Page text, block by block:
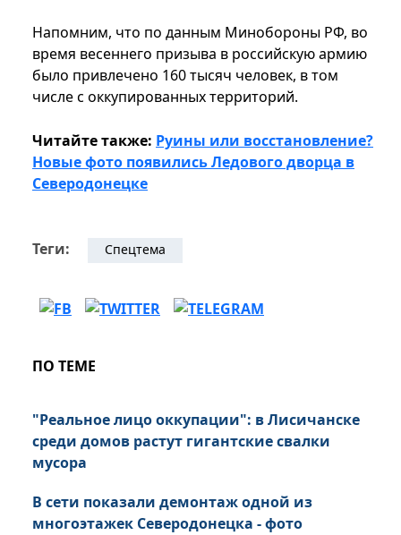
Напомним, что по данным Минобороны РФ, во
время весеннего призыва в российскую армию
было привлечено 160 тысяч человек, в том
числе с оккупированных территорий.
Читайте также: Руины или восстановление?
Новые фото появились Ледового дворца в
Северодонецке
Теги: Спецтема
ПО ТЕМЕ
"Реальное лицо оккупации": в Лисичанске
среди домов растут гигантские свалки
мусора
В сети показали демонтаж одной из
многоэтажек Северодонецка - фото